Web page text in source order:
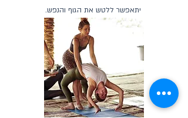
יתאפשר ללטש את הגוף והנפש.